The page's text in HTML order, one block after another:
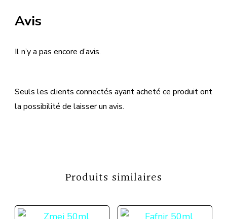
Avis
Il n’y a pas encore d’avis.
Seuls les clients connectés ayant acheté ce produit ont
la possibilité de laisser un avis.
Produits similaires